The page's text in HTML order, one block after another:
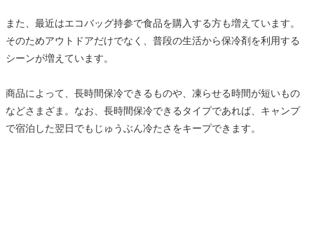
また、最近はエコバッグ持参で食品を購入する方も増えています。
そのためアウトドアだけでなく、普段の生活から保冷剤を利用する
シーンが増えています。
商品によって、長時間保冷できるものや、凍らせる時間が短いもの
などさまざま。なお、長時間保冷できるタイプであれば、キャンプ
で宿泊した翌日でもじゅうぶん冷たさをキープできます。